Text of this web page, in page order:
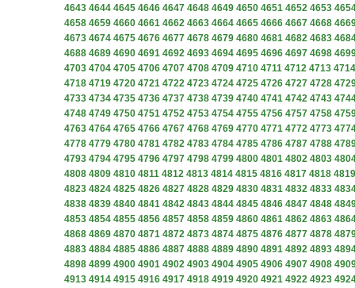
4643 4644 4645 4646 4647 4648 4649 4650 4651 4652 4653
4658 4659 4660 4661 4662 4663 4664 4665 4666 4667 4668
4673 4674 4675 4676 4677 4678 4679 4680 4681 4682 4683
4688 4689 4690 4691 4692 4693 4694 4695 4696 4697 4698
4703 4704 4705 4706 4707 4708 4709 4710 4711 4712 4713 4714
4718 4719 4720 4721 4722 4723 4724 4725 4726 4727 4728
4733 4734 4735 4736 4737 4738 4739 4740 4741 4742 4743
4748 4749 4750 4751 4752 4753 4754 4755 4756 4757 4758
4763 4764 4765 4766 4767 4768 4769 4770 4771 4772 4773
4778 4779 4780 4781 4782 4783 4784 4785 4786 4787 4788
4793 4794 4795 4796 4797 4798 4799 4800 4801 4802 4803
4808 4809 4810 4811 4812 4813 4814 4815 4816 4817 4818 4819
4823 4824 4825 4826 4827 4828 4829 4830 4831 4832 4833
4838 4839 4840 4841 4842 4843 4844 4845 4846 4847 4848
4853 4854 4855 4856 4857 4858 4859 4860 4861 4862 4863
4868 4869 4870 4871 4872 4873 4874 4875 4876 4877 4878
4883 4884 4885 4886 4887 4888 4889 4890 4891 4892 4893
4898 4899 4900 4901 4902 4903 4904 4905 4906 4907 4908
4913 4914 4915 4916 4917 4918 4919 4920 4921 4922 4923